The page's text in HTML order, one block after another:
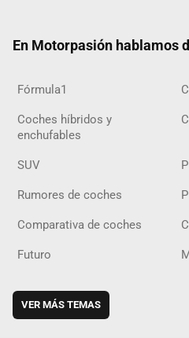
En Motorpasión hablamos
Fórmula1
Coches híbridos y
enchufables
SUV
Rumores de coches
Comparativa de coches
Futuro
VER MÁS TEMAS